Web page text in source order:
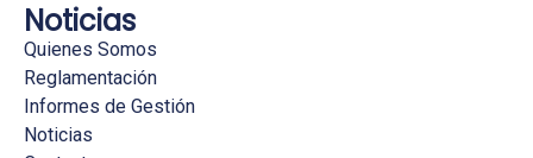
Noticias
Quienes Somos
Reglamentación
Informes de Gestión
Noticias